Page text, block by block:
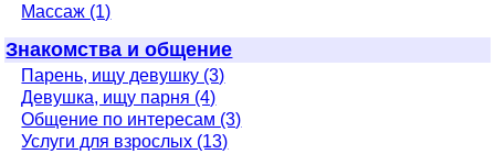
Массаж (1)
Знакомства и общение
Парень, ищу девушку (3)
Девушка, ищу парня (4)
Общение по интересам (3)
Услуги для взрослых (13)